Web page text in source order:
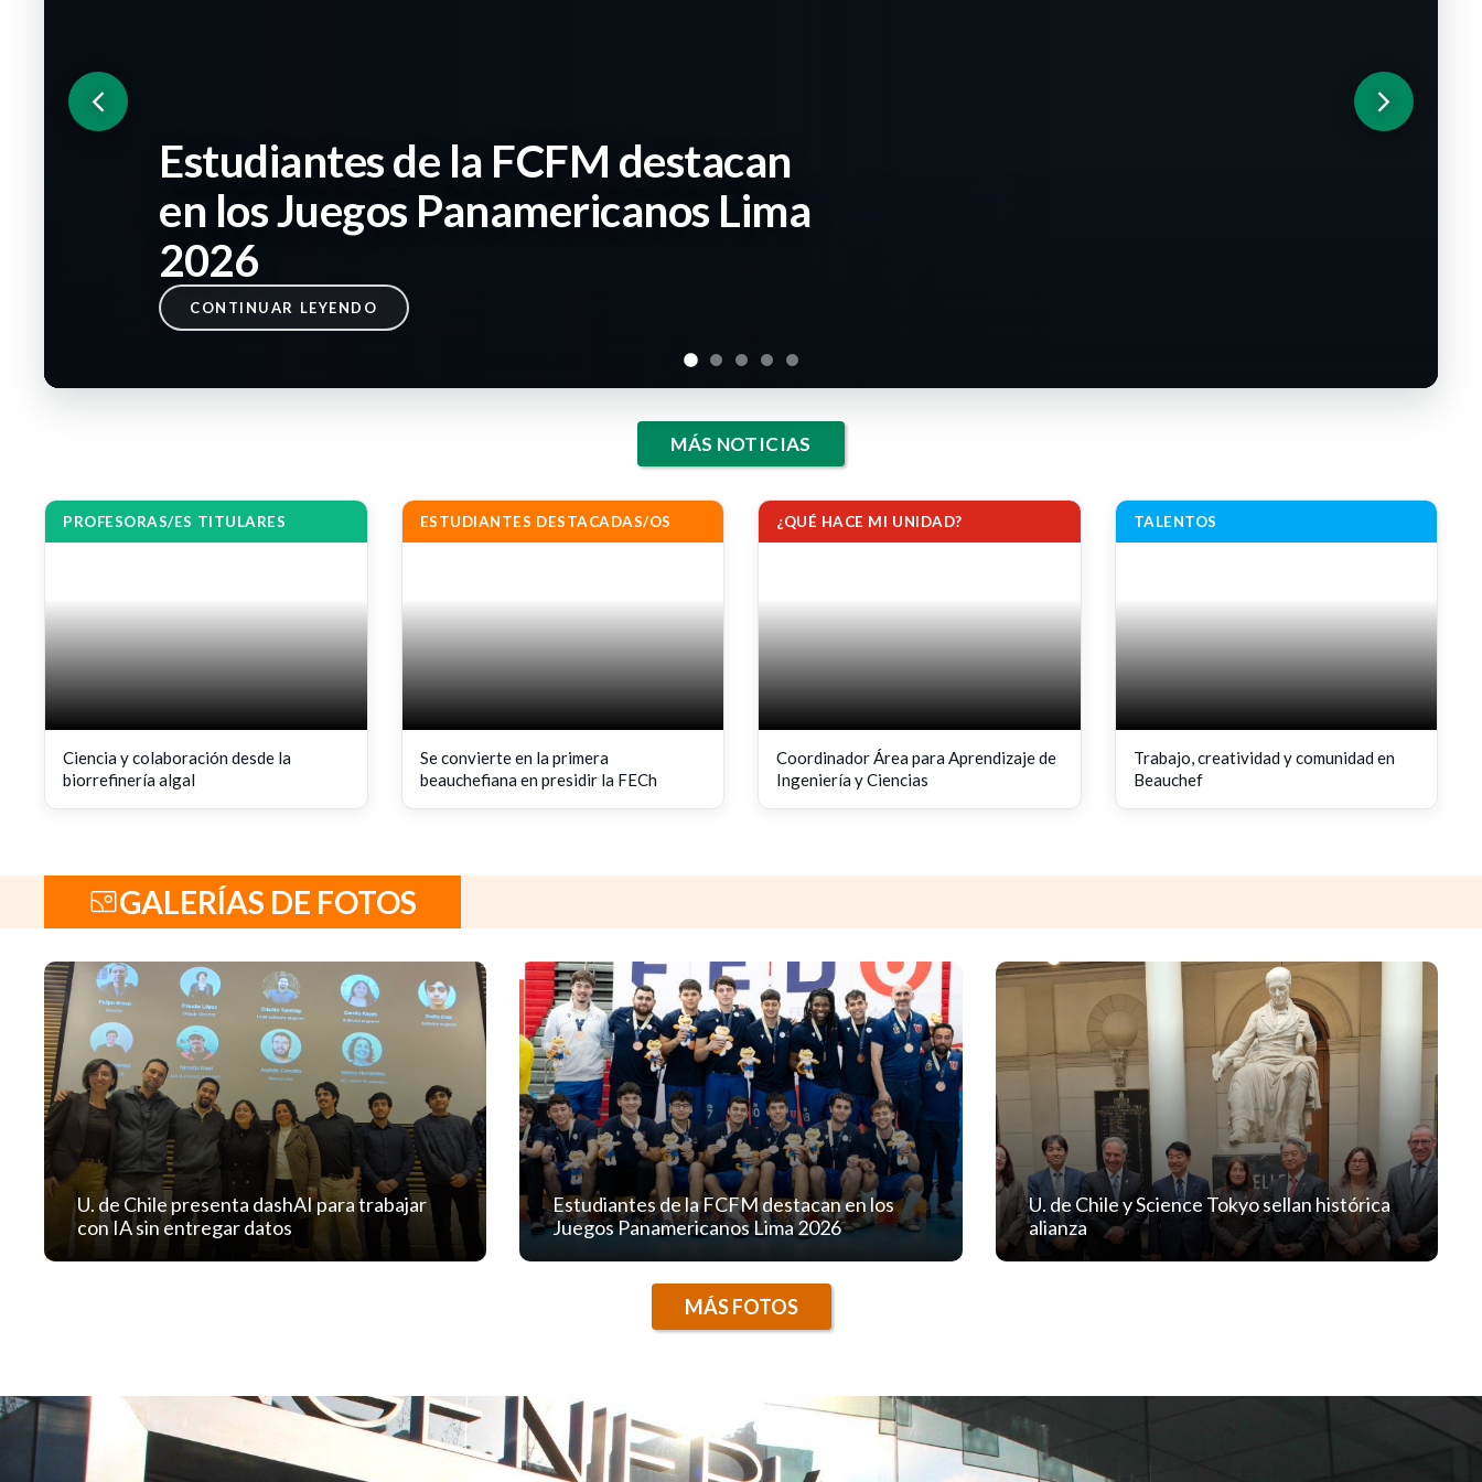
Estudiantes de la FCFM destacan
en los Juegos Panamericanos Lima
2026
MÁS NOTICIAS
PROFESORAS/ES TITULARES
ELENA
LIENQUEO
Ciencia y colaboración desde la
biorrefinería algal
ESTUDIANTES DESTACADAS/OS
LAURA
MLYNARZ
Se convierte en la primera
beauchefiana en presidir la FECh
¿QUÉ HACE MI UNIDAD?
FELIPE
CELERY
Coordinador Área para Aprendizaje de
Ingeniería y Ciencias
TALENTOS
IRENE
ROMÁN
Trabajo, creatividad y comunidad en
Beauchef
GALERÍAS DE FOTOS
U. de Chile presenta dashAI para trabajar
con IA sin entregar datos
Estudiantes de la FCFM destacan en los
Juegos Panamericanos Lima 2026
U. de Chile y Science Tokyo sellan histórica
alianza
MÁS FOTOS